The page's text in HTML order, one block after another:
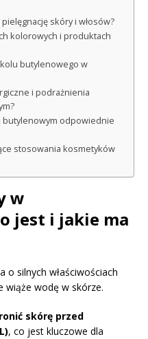
skóry i włosów?
kolorowych i produktach
butylenowego w
i podrażnienia
butylenowym odpowiednie
stosowania kosmetyków
w
jest i jakie ma
o silnych właściwościach
wiąże wodę w skórze.
skórę przed
, co jest kluczowe dla